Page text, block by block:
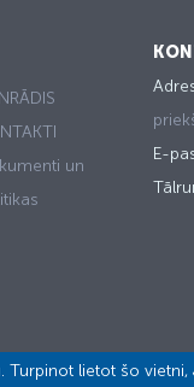
un
E-
lietot šo